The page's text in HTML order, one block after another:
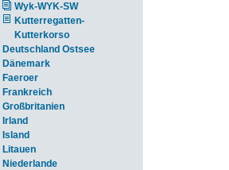
Wyk-WYK-SW
Kutterregatten-
Kutterkorso
Deutschland Ostsee
Dänemark
Faeroer
Frankreich
Großbritanien
Irland
Island
Litauen
Niederlande